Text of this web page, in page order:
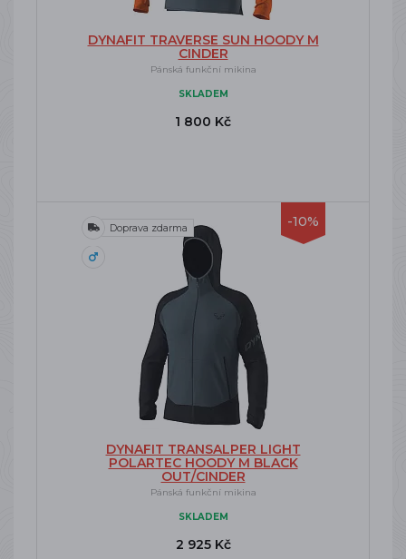
DYNAFIT TRAVERSE SUN HOODY M
CINDER
Pánská funkční mikina
SKLADEM
1 800 Kč
-10%
Doprava zdarma
DYNAFIT TRANSALPER LIGHT
POLARTEC HOODY M BLACK
OUT/CINDER
Pánská funkční mikina
SKLADEM
2 925 Kč